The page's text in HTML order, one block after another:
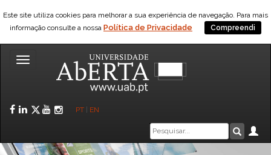
Este site utiliza cookies para melhorar a sua experiência de navegação. Para mais
informação consulte a nossa Política de Privacidade Compreendi
Toggle
Facebook
LinkedIn
Twitter
YouTube
Instagram
PT EN
Caixa
de
pesquisa